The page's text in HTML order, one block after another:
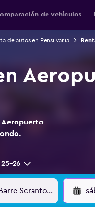
de vehículos
de autos en Pensilvania
Aeropuerto
25-26